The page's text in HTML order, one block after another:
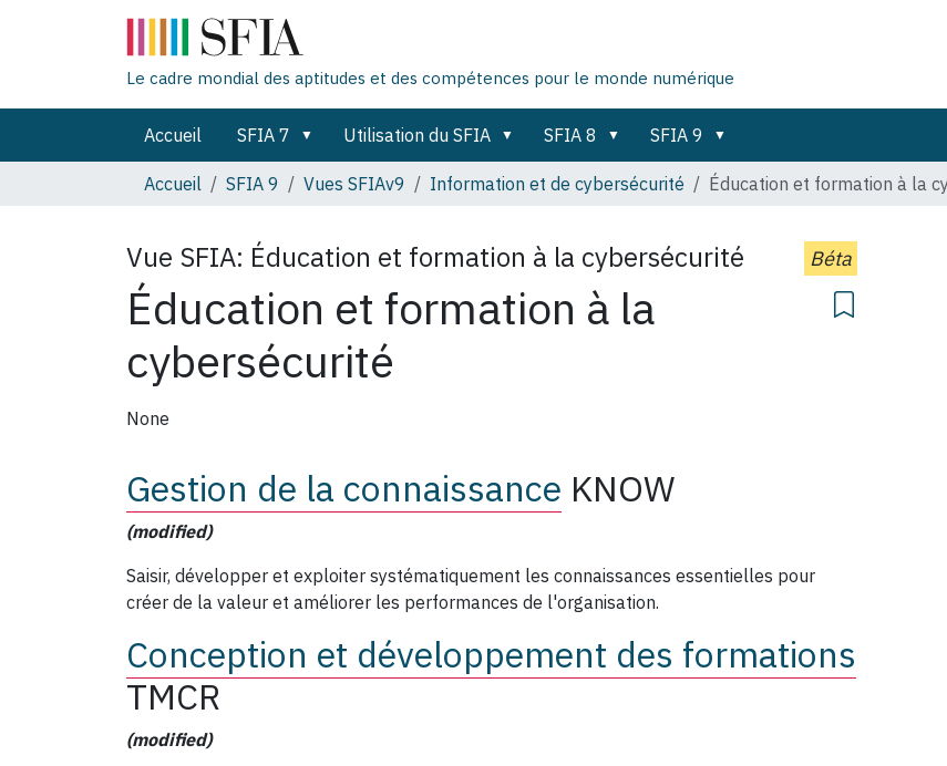
Le cadre mondial des aptitudes et des compétences pour le monde numérique
Accueil SFIA 7 Utilisation du SFIA SFIA 8 SFIA 9
Accueil
SFIA 9 Vues SFIAv9 Information et de cybersécurité Éducation et formation à la
Vue SFIA: Éducation et formation à la cybersécurité Béta
Éducation et formation à la
cybersécurité
None
Gestion de la connaissance KNOW
(modified)
Saisir, développer et exploiter systématiquement les connaissances essentielles pour
créer de la valeur et améliorer les performances de l'organisation.
Conception et développement des formations
TMCR
(modified)